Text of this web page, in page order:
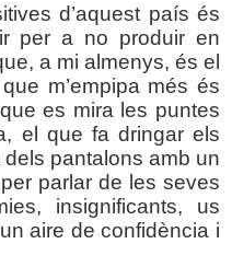
d’aquest país és
per a no produir en
a mi almenys, és el
m’empipa més és
es mira les puntes
el que fa dringar els
pantalons amb un
parlar de les seves
insignificants, us
aire de confidència i